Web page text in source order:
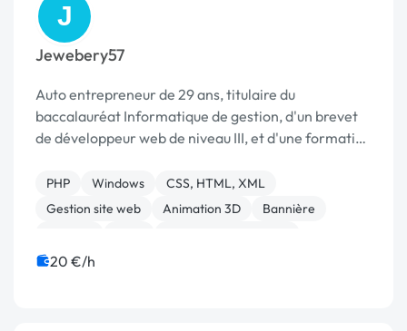
J
Jewebery57
Auto entrepreneur de 29 ans, titulaire du
baccalauréat Informatique de gestion, d'un brevet
de développeur web de niveau III, et d'une formation
PHP Windows
CSS, HTML, XML
Gestion site web
Animation 3D
Bannière
Formation
20 €/h